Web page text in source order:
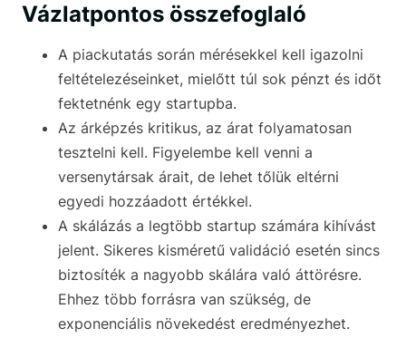
Vázlatpontos összefoglaló
A piackutatás során mérésekkel kell igazolni
feltételezéseinket, mielőtt túl sok pénzt és időt
fektetnénk egy startupba.
Az árképzés kritikus, az árat folyamatosan
tesztelni kell. Figyelembe kell venni a
versenytársak árait, de lehet tőlük eltérni
egyedi hozzáadott értékkel.
A skálázás a legtöbb startup számára kihívást
jelent. Sikeres kisméretű validáció esetén sincs
biztosíték a nagyobb skálára való áttörésre.
Ehhez több forrásra van szükség, de
exponenciális növekedést eredményezhet.